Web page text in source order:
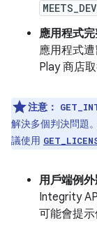
應用程式
應用程式
Play 商店
注意：
解決多個判決問題
議使用
用戶端例
Integrity
可能會提示